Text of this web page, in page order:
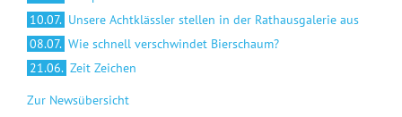
10.07. Unsere Achtklässler stellen in der Rathausgalerie aus
08.07. Wie schnell verschwindet Bierschaum?
21.06. Zeit Zeichen
Zur Newsübersicht